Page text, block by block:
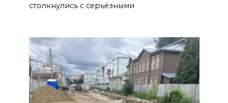
столкнулись с серьёзными